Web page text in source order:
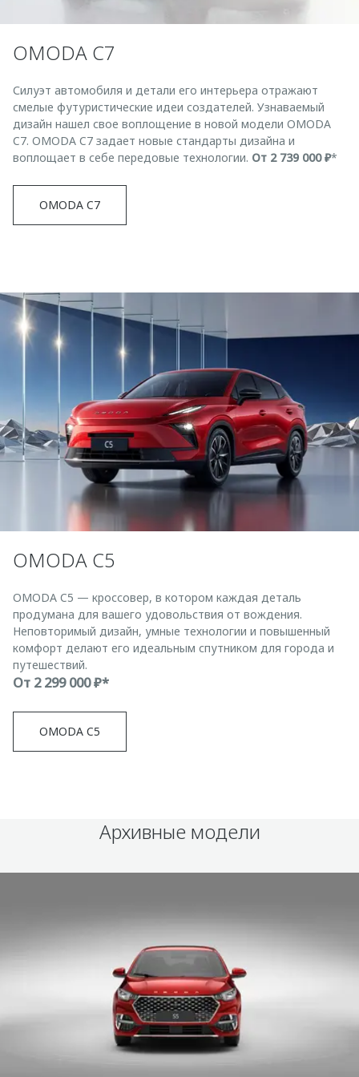
Одежда и сувениры
Оригинальные аксессуары
Запчасти
Трейд-ин
Калькулятор трейд-ин
O&J Автоклуб
Приложение O&J
Аксессуары
Одежда и сувениры
Оригинальные аксессуары
Запчасти
Обратная связь
OMODA C7
Силуэт автомобиля и детали его интерьера отражают
смелые футуристические идеи создателей. Узнаваемый
дизайн нашел свое воплощение в новой модели OMODA
C7. OMODA C7 задает новые стандарты дизайна и
воплощает в себе передовые технологии. От 2 739 000 ₽*
OMODA C7
OMODA C5
OMODA C5 — кроссовер, в котором каждая деталь
продумана для вашего удовольствия от вождения.
Неповторимый дизайн, умные технологии и повышенный
комфорт делают его идеальным спутником для города и
путешествий.
От 2 299 000 ₽*
OMODA C5
Архивные модели